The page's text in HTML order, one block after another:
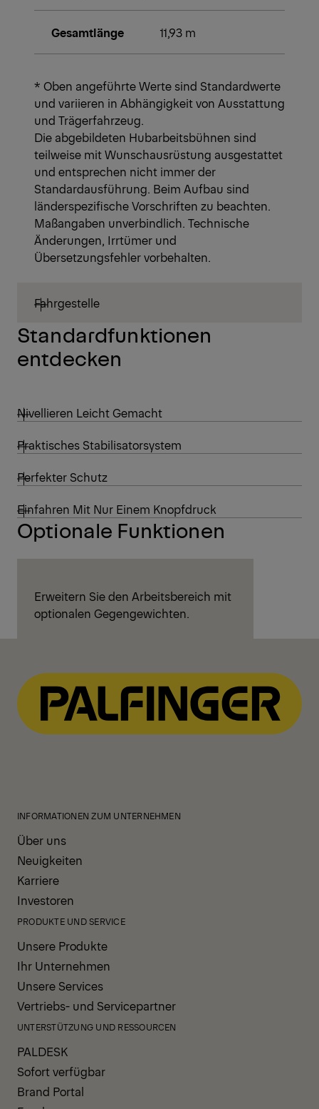
Gesamtlänge 11,93 m
* Oben angeführte Werte sind Standardwerte
und variieren in Abhängigkeit von Ausstattung
und Trägerfahrzeug.
Die abgebildeten Hubarbeitsbühnen sind
teilweise mit Wunschausrüstung ausgestattet
und entsprechen nicht immer der
Standardausführung. Beim Aufbau sind
länderspezifische Vorschriften zu beachten.
Maßangaben unverbindlich. Technische
Änderungen, Irrtümer und
Übersetzungsfehler vorbehalten.
Fahrgestelle
Standardfunktionen
entdecken
Nivellieren Leicht Gemacht
Praktisches Stabilisatorsystem
Perfekter Schutz
Einfahren Mit Nur Einem Knopfdruck
Optionale Funktionen
Erweitern Sie den Arbeitsbereich mit
optionalen Gegengewichten.
INFORMATIONEN ZUM UNTERNEHMEN
Über uns
Neuigkeiten
Karriere
Investoren
PRODUKTE UND SERVICE
Unsere Produkte
Ihr Unternehmen
Unsere Services
Vertriebs- und Servicepartner
UNTERSTÜTZUNG UND RESSOURCEN
PALDESK
Sofort verfügbar
Brand Portal